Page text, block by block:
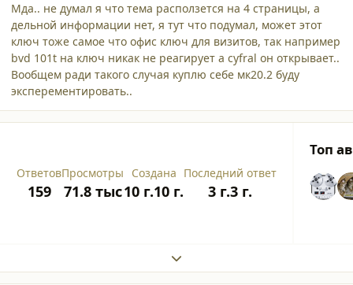
Мда.. не думал я что тема расползется на 4 страницы, а
дельной информации нет, я тут что подумал, может этот
ключ тоже самое что офис ключ для визитов, так например
bvd 101t на ключ никак не реагирует а cyfral он открывает..
Вообщем ради такого случая куплю себе мк20.2 буду
эксперементировать..
Ответов
159
Просмотры
71.8 тыс
Создана
10 г.10 г.
Последний ответ
3 г.3 г.
Топ
Expand topic overview